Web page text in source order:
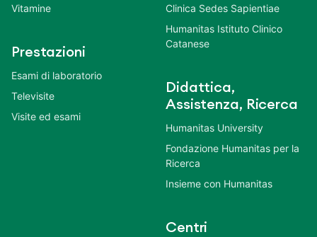
Vitamine
Prestazioni
Esami di laboratorio
Televisite
Visite ed esami
Clinica Sedes Sapientiae
Humanitas Istituto Clinico
Catanese
Didattica,
Assistenza, Ricerca
Humanitas University
Fondazione Humanitas per la
Ricerca
Insieme con Humanitas
Centri